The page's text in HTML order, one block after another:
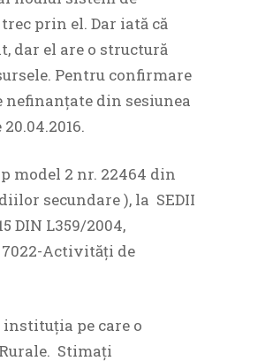
prin el. Dar iată că
dar el are o structură
Pentru confirmare
din sesiunea
model 2 nr. 22464 din
secundare ), la SEDII
DIN L359/2004,
Activităţi de
pe care o
Stimați